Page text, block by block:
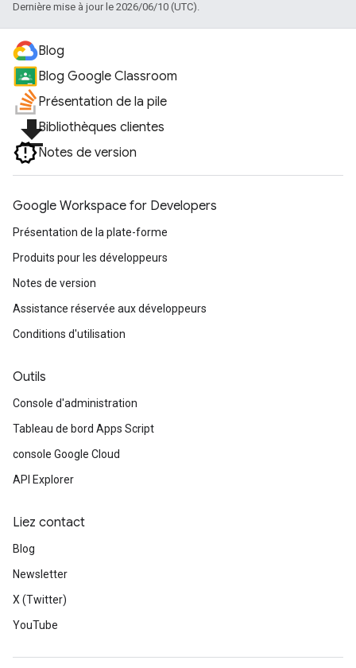
Dernière mise à jour le 2026/06/10 (UTC).
Blog
Blog Google Classroom
Présentation de la pile
file_downloadBibliothèques clientes
Notes de version
Google Workspace for Developers
Présentation de la plate-forme
Produits pour les développeurs
Notes de version
Assistance réservée aux développeurs
Conditions d'utilisation
Outils
Console d'administration
Tableau de bord Apps Script
console Google Cloud
API Explorer
Liez contact
Blog
Newsletter
X (Twitter)
YouTube